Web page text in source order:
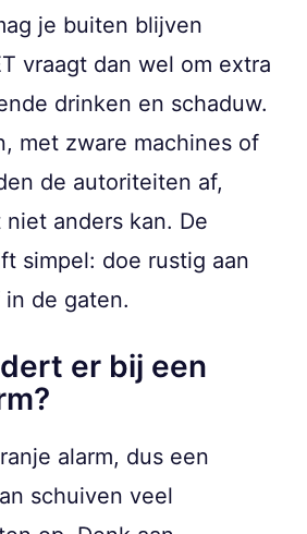
je buiten blijven
vraagt dan wel om extra
drinken en schaduw.
met zware machines of
de autoriteiten af,
anders kan. De
simpel: doe rustig aan
de gaten.
er bij een
alarm, dus een
schuiven veel